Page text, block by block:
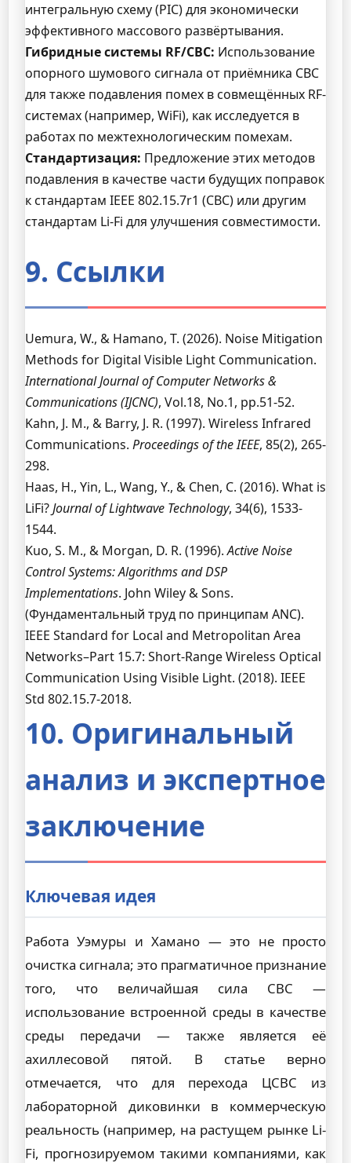
интегральную схему (PIC) для экономически
эффективного массового развёртывания.
Гибридные системы RF/СВС: Использование
опорного шумового сигнала от приёмника СВС
для также подавления помех в совмещённых RF-
системах (например, WiFi), как исследуется в
работах по межтехнологическим помехам.
Стандартизация: Предложение этих методов
подавления в качестве части будущих поправок
к стандартам IEEE 802.15.7r1 (СВС) или другим
стандартам Li-Fi для улучшения совместимости.
9. Ссылки
Uemura, W., & Hamano, T. (2026). Noise Mitigation
Methods for Digital Visible Light Communication.
International Journal of Computer Networks &
Communications (IJCNC), Vol.18, No.1, pp.51-52.
Kahn, J. M., & Barry, J. R. (1997). Wireless Infrared
Communications. Proceedings of the IEEE, 85(2), 265-
298.
Haas, H., Yin, L., Wang, Y., & Chen, C. (2016). What is
LiFi?Journal of Lightwave Technology, 34(6), 1533-
1544.
Kuo, S. M., & Morgan, D. R. (1996).Active Noise
Control Systems: Algorithms and DSP
Implementations. John Wiley & Sons.
(Фундаментальный труд по принципам ANC).
IEEE Standard for Local and Metropolitan Area
Networks–Part 15.7: Short-Range Wireless Optical
Communication Using Visible Light. (2018). IEEE
Std 802.15.7-2018.
10. Оригинальный
анализ и экспертное
заключение
Ключевая идея
Работа Уэмуры и Хамано — это не просто
очистка сигнала; это прагматичное признание
того, что величайшая сила СВС —
использование встроенной среды в качестве
среды передачи — также является её
ахиллесовой пятой. В статье верно
отмечается, что для перехода ЦСВС из
лабораторной диковинки в коммерческую
реальность (например, на растущем рынке Li-
Fi, прогнозируемом такими компаниями, как